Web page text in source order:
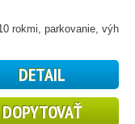
rokmi, parkovanie,
DETAIL
DOPYTOVAŤ